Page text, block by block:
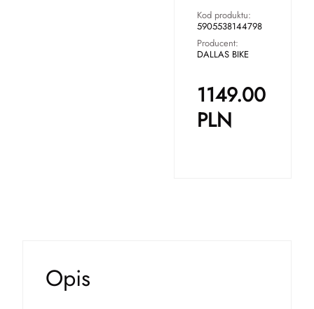
Kod produktu:
5905538144798
Producent:
DALLAS BIKE
1149.00
PLN
Opis